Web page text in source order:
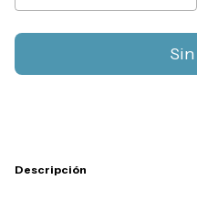
Descripción